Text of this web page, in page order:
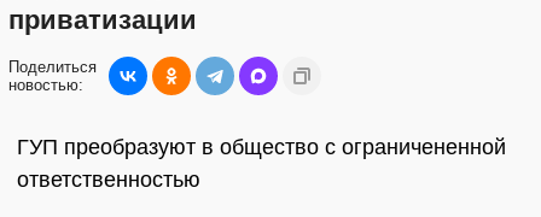
приватизации
Поделиться
новостью:
ГУП преобразуют в общество с ограничененной
ответственностью